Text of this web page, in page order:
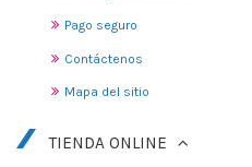
Pago seguro
Contáctenos
Mapa del sitio
TIENDA ONLINE